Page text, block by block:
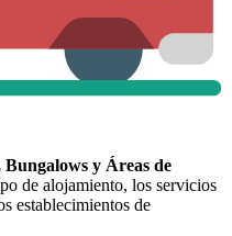
y Áreas de
de alojamiento, los servicios
establecimientos de